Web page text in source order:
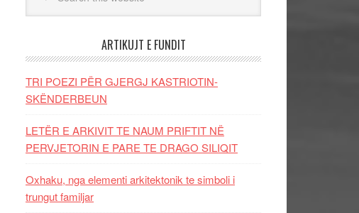
ARTIKUJT E FUNDIT
TRI POEZI PËR GJERGJ KASTRIOTIN-
SKËNDERBEUN
LETËR E ARKIVIT TE NAUM PRIFTIT NË
PERVJETORIN E PARE TE DRAGO SILIQIT
Oxhaku, nga elementi arkitektonik te simboli i
trungut familjar